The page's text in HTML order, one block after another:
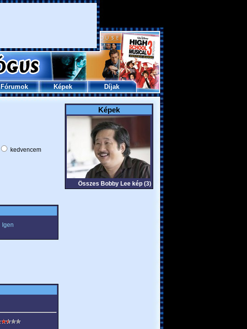
Fórumok Képek Díjak
kedvencem
Igen
Képek
Összes Bobby Lee kép (3)